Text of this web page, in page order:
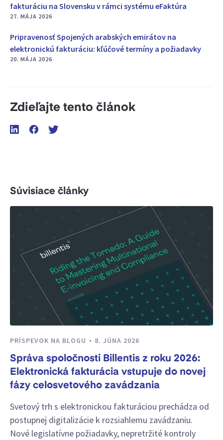
fakturáciu na Slovensku v rámci systému eFaktúra
27. MÁJA 2026
Pripravenosť Spojených arabských emirátov na
elektronickú fakturáciu: kľúčové termíny a požiadavky
20. MÁJA 2026
Zdieľajte tento článok
Súvisiace články
PRÍSPEVOK NA BLOGU 8. JÚNA 2026
Správa spoločnosti Billentis z roku 2026:
Elektronická fakturácia vstupuje do novej
fázy celosvetového zavádzania
Svetový trh s elektronickou fakturáciou prechádza od
postupnej digitalizácie k rozsiahlemu zavádzaniu.
Nové legislatívne požiadavky, nepretržité kontroly